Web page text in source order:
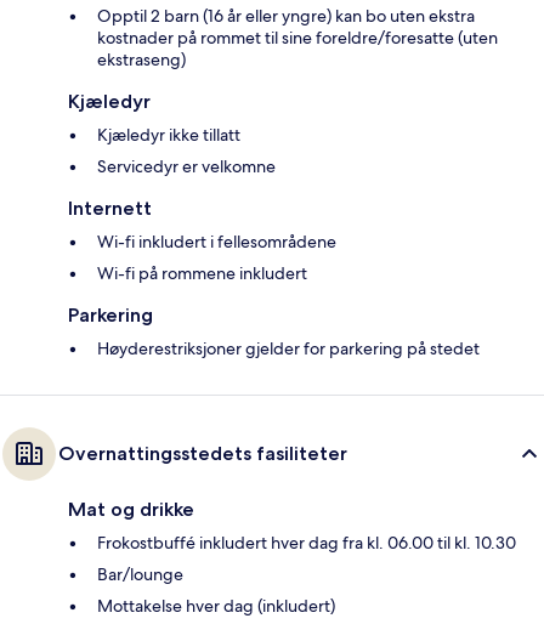
Opptil 2 barn (16 år eller yngre) kan bo uten ekstra
kostnader på rommet til sine foreldre/foresatte (uten
ekstraseng)
Kjæledyr
Kjæledyr ikke tillatt
Servicedyr er velkomne
Internett
Wi-fi inkludert i fellesområdene
Wi-fi på rommene inkludert
Parkering
Høyderestriksjoner gjelder for parkering på stedet
Overnattingsstedets fasiliteter
Mat og drikke
Frokostbuffé inkludert hver dag fra kl. 06.00 til kl. 10.30
Bar/lounge
Mottakelse hver dag (inkludert)